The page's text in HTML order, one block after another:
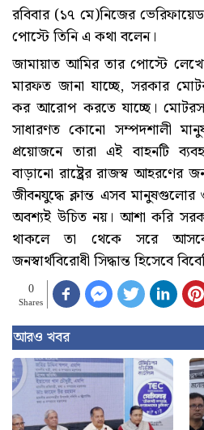
রবিবার (১৭ মে)নিজের
পোস্টে তিনি এ কথা বলেন।
জামায়াত আমির তার পোস্টে
মারফত জানা যাচ্ছে, সরকার
কর আরোপ করতে যাচ্ছে।
সাধারণত কোনো সম্পদশালী
প্রয়োজনে তারা এই বাহনটি
বাড়ানো রাষ্ট্রের রাজস্ব আহরণের
জীবনযুদ্ধে ক্লান্ত এসব
অবশ্যই উচিত নয়। আশা করি
থাকলে তা থেকে সরে
জনস্বার্থবিরোধী সিদ্ধান্ত হিসেবে
0
Shares
আরও খবর